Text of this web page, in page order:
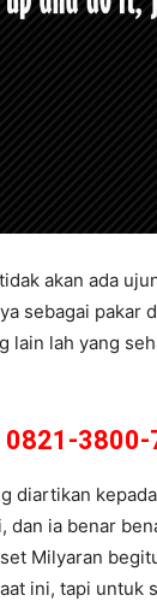
akan ada
sebagai pakar
lain lah yang
0821-
diartikan
dan ia benar
Milyaran
ini, tapi untuk